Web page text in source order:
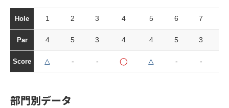
Hole 1 2 3 4 5 6 7
Par 4 5 3 4 4 5 3
Score △ - - ◯ △ - -
部門別データ